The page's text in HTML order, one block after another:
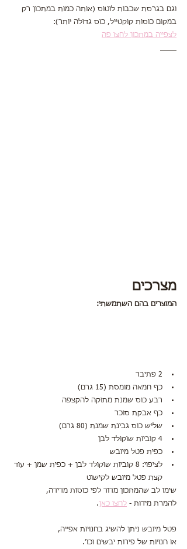
וגם בגרסת שכבות לוטוס (אותה כמות במתכון רק
במקום כוסות קוקטייל, כוס גדולה יותר):
לצפייה במתכון לחצו פה
מצרכים
המוצרים בהם השתמשתי:
2 פתיבר
כף חמאה מומסת (15 גרם)
רבע כוס שמנת מתוקה להקצפה
כף אבקת סוכר
שליש כוס גבינת שמנת (80 גרם)
4 קוביות שוקולד לבן
כפית פטל מיובש
לציפוי: 8 קוביות שוקולד לבן + כפית שמן + עוד
קצת פטל מיובש לקישוט
שימו לב שהמתכון מדוד לפי כוסות מדידה,
להמרת מידות - לחצו כאן.
פטל מיובש ניתן להשיג בחנויות אפייה,
או חנויות של פירות יבשים וכו׳.